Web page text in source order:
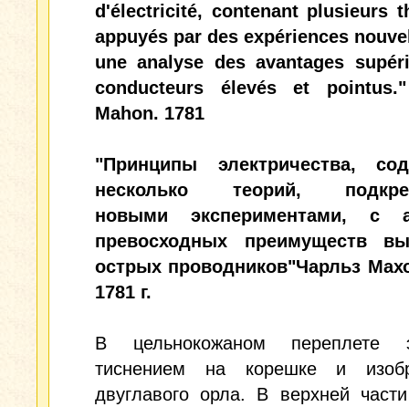
d'électricité, contenant plusieurs
appuyés par des expériences
une analyse des avantages
conducteurs élevés et
Mahon. 1781
"Принципы электричества,
несколько теорий,
новыми экспериментами, с
превосходных преимуществ
острых проводников"Чарльз
1781 г.
В цельнокожаном переплете
тиснением на корешке и
двуглавого орла. В верхней